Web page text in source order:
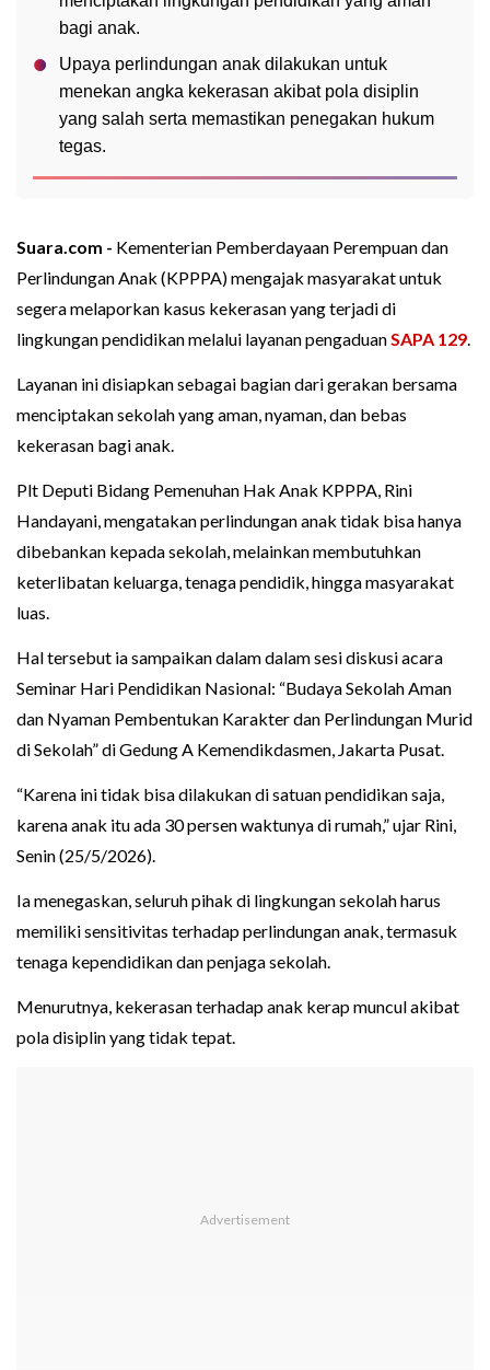
bagi anak.
Upaya perlindungan anak dilakukan untuk
menekan angka kekerasan akibat pola disiplin
yang salah serta memastikan penegakan hukum
tegas.
Suara.com - Kementerian Pemberdayaan Perempuan dan
Perlindungan Anak (KPPPA) mengajak masyarakat untuk
segera melaporkan kasus kekerasan yang terjadi di
lingkungan pendidikan melalui layanan pengaduanSAPA 129.
Layanan ini disiapkan sebagai bagian dari gerakan bersama
menciptakan sekolah yang aman, nyaman, dan bebas
kekerasan bagi anak.
Plt Deputi Bidang Pemenuhan Hak Anak KPPPA, Rini
Handayani, mengatakan perlindungan anak tidak bisa hanya
dibebankan kepada sekolah, melainkan membutuhkan
keterlibatan keluarga, tenaga pendidik, hingga masyarakat
luas.
Hal tersebut ia sampaikan dalam dalam sesi diskusi acara
Seminar Hari Pendidikan Nasional: “Budaya Sekolah Aman
dan Nyaman Pembentukan Karakter dan Perlindungan Murid
di Sekolah” di Gedung A Kemendikdasmen, Jakarta Pusat.
“Karena ini tidak bisa dilakukan di satuan pendidikan saja,
karena anak itu ada 30 persen waktunya di rumah,” ujar Rini,
Senin (25/5/2026).
Ia menegaskan, seluruh pihak di lingkungan sekolah harus
memiliki sensitivitas terhadap perlindungan anak, termasuk
tenaga kependidikan dan penjaga sekolah.
Menurutnya, kekerasan terhadap anak kerap muncul akibat
pola disiplin yang tidak tepat.